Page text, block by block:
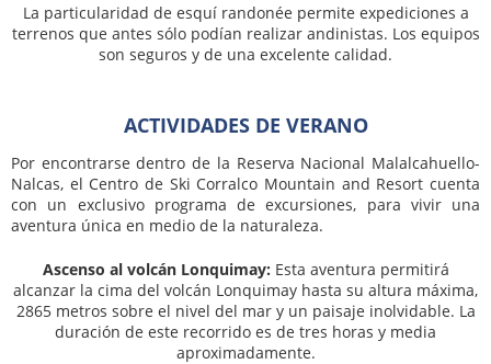
La particularidad de esquí randonée permite expediciones a
terrenos que antes sólo podían realizar andinistas. Los equipos
son seguros y de una excelente calidad.
ACTIVIDADES DE VERANO
Por encontrarse dentro de la Reserva Nacional Malalcahuello-
Nalcas, el Centro de Ski Corralco Mountain and Resort cuenta
con un exclusivo programa de excursiones, para vivir una
aventura única en medio de la naturaleza.
Ascenso al volcán Lonquimay: Esta aventura permitirá
alcanzar la cima del volcán Lonquimay hasta su altura máxima,
2865 metros sobre el nivel del mar y un paisaje inolvidable. La
duración de este recorrido es de tres horas y media
aproximadamente.